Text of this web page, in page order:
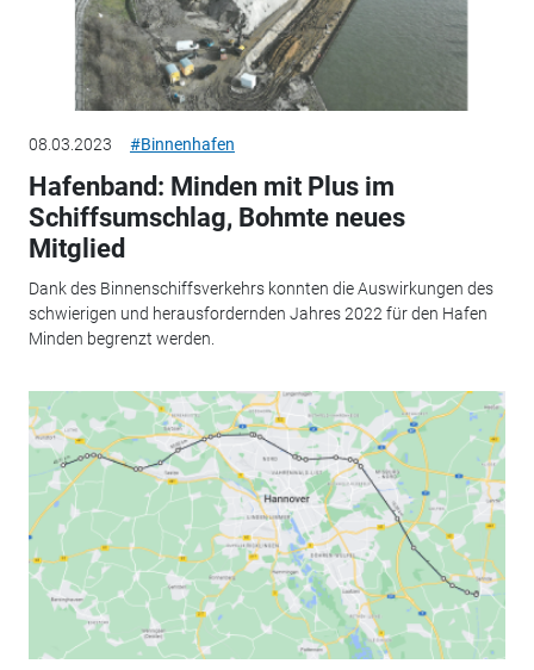
08.03.2023 #Binnenhafen
Hafenband: Minden mit Plus im
Schiffsumschlag, Bohmte neues
Mitglied
Dank des Binnenschiffsverkehrs konnten die Auswirkungen des
schwierigen und herausfordernden Jahres 2022 für den Hafen
Minden begrenzt werden.